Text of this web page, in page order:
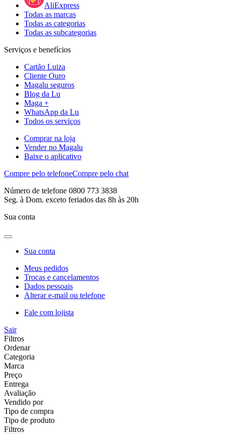
AliExpress
Todas as marcas
Todas as categorias
Todas as subcategorias
Serviços e benefícios
Cartão Luiza
Cliente Ouro
Magalu seguros
Blog da Lu
Maga +
WhatsApp da Lu
Todos os serviços
Comprar na loja
Vender no Magalu
Baixe o aplicativo
Compre pelo telefoneCompre pelo chat
Número de telefone 0800 773 3838
Seg. à Dom. exceto feriados das 8h às 20h
Sua conta
Sua conta
Meus pedidos
Trocas e cancelamentos
Dados pessoais
Alterar e-mail ou telefone
Fale com lojista
Sair
Filtros
Ordenar
Categoria
Marca
Preço
Entrega
Avaliação
Vendido por
Tipo de compra
Tipo de produto
Filtros